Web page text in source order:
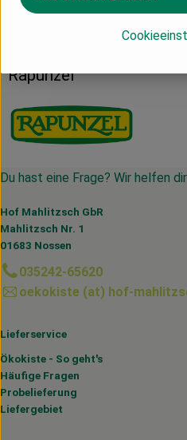
Herkunft
Rapunzel
Du hast eine Frage? Wir helfen
Hof Mahlitzsch GbR
Mahlitzsch Nr. 1
01683 Nossen
035242-65620
oekokiste (at) hof-
Lieferservice
Ökokiste - So geht's
Häufige Fragen
Probelieferung
Liefergebiet